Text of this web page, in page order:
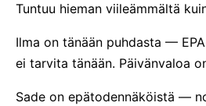
Tuntuu hieman viileämmältä
Ilma on tänään puhdasta —
ei tarvita tänään. Päivänvaloa
Sade on epätodennäköistä —